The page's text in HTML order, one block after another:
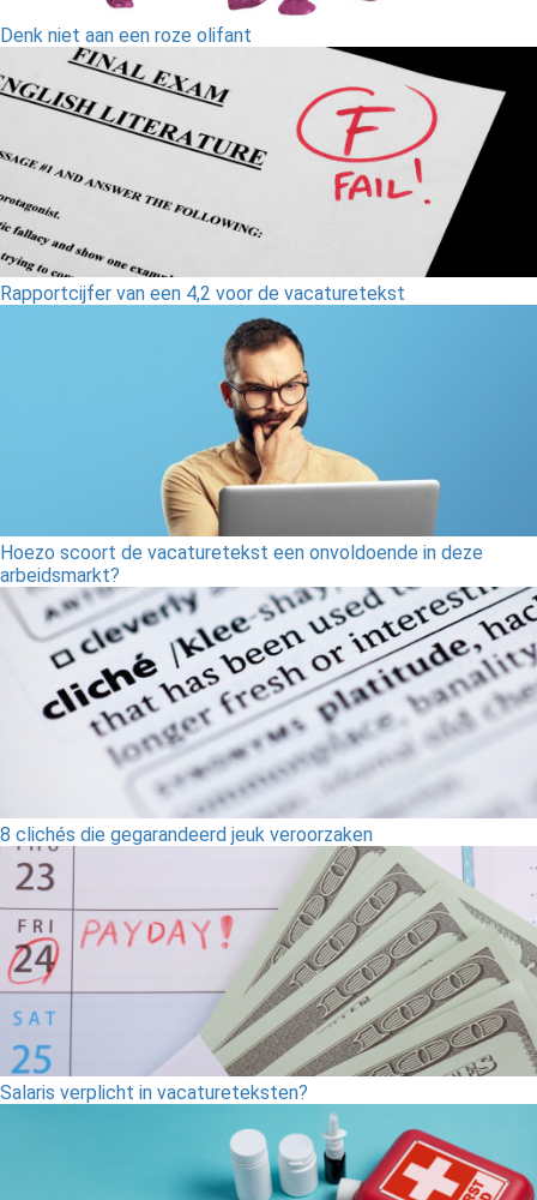
Denk niet aan een roze olifant
Rapportcijfer van een 4,2 voor de vacaturetekst
Hoezo scoort de vacaturetekst een onvoldoende in deze
arbeidsmarkt?
8 clichés die gegarandeerd jeuk veroorzaken
Salaris verplicht in vacatureteksten?